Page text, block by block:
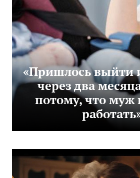
«Пришлось выйти
через два
потому, что муж